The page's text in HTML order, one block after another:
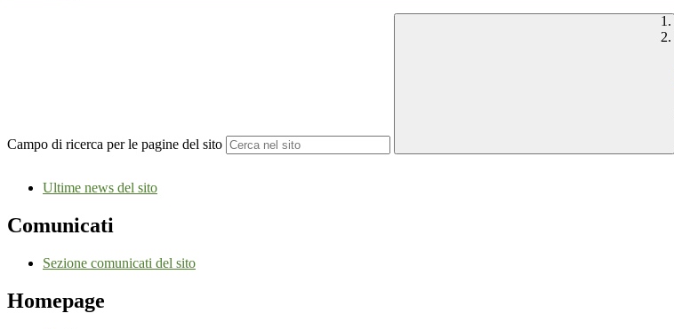
Campo di ricerca per le pagine del sito
Ultime news del sito
Comunicati
Sezione comunicati del sito
Homepage